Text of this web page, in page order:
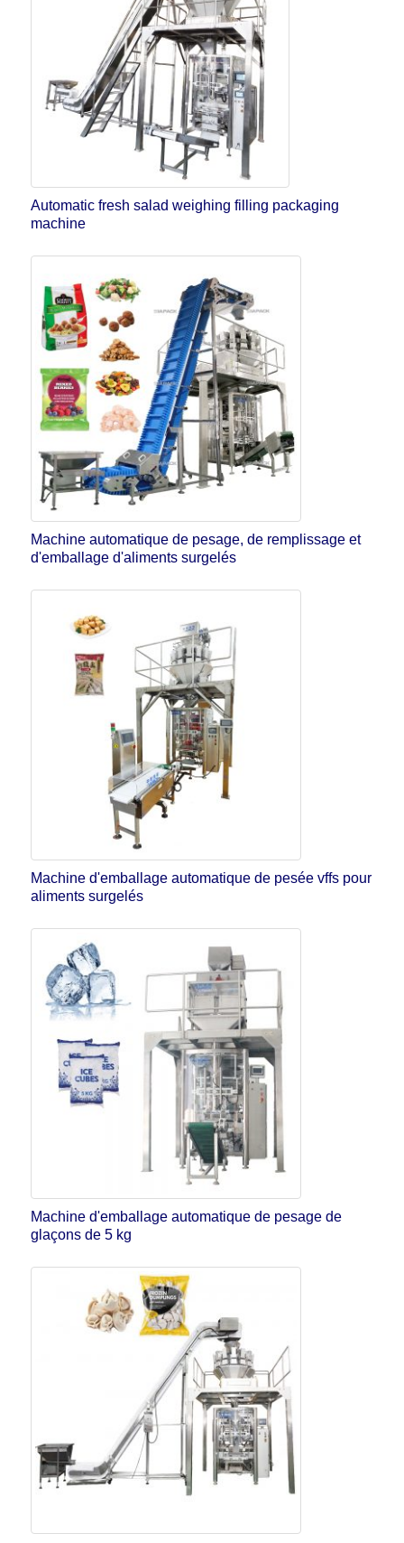
Automatic fresh salad weighing filling packaging
machine
Machine automatique de pesage, de remplissage et
d'emballage d'aliments surgelés
Machine d'emballage automatique de pesée vffs pour
aliments surgelés
Machine d'emballage automatique de pesage de
glaçons de 5 kg